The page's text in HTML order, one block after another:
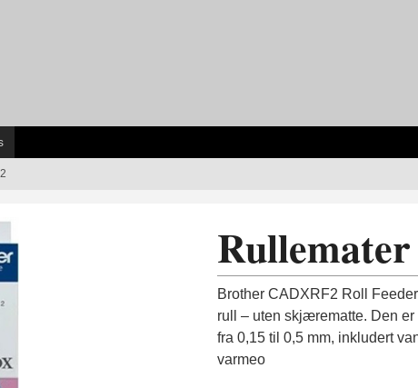
Brother CADXRF2 Roll
rull – uten skjærematte. Den
fra 0,15 til 0,5 mm, inkludert
varmeo